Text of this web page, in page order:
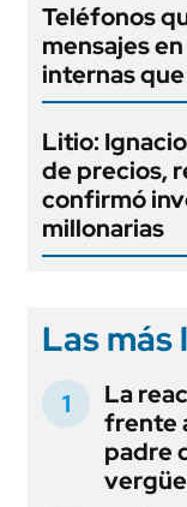
Teléfonos
mensajes
internas
Litio:
de precios,
confirmó
millonarias
Las más
La
frente
padre